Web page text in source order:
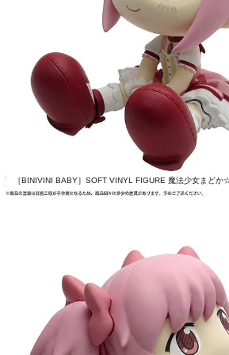
［BINIVINI BABY］SOFT VINYL FIGURE 魔法少女まど